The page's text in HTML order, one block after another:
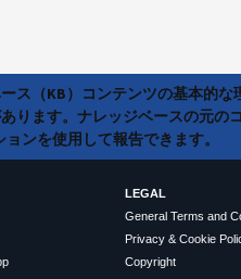
ス（KB）コンテンツの基本的
ます。ナレッジベースの元の
ンを使用して報告できます。
LEGAL
General Terms and
Privacy & Cookie
Copyright